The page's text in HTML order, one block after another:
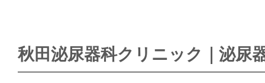
秋田泌尿器科クリニック｜泌